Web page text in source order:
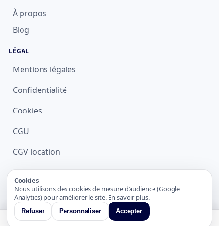
À propos
Blog
LÉGAL
Mentions légales
Confidentialité
Cookies
CGU
CGV location
© 2026 Lokapp.fr — Tous droits réservés
Robots
• Sitemap • LLMs
Cookies
Nous utilisons des cookies de mesure d’audience (Google
Analytics) pour améliorer le site. En savoir plus.
Refuser Personnaliser Accepter